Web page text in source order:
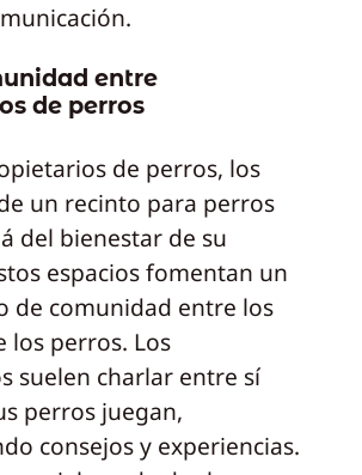
entre
de perros
de perros, los
un recinto para perros
del bienestar de su
espacios fomentan un
de comunidad entre los
los perros. Los
suelen charlar entre sí
perros juegan,
consejos y experiencias.